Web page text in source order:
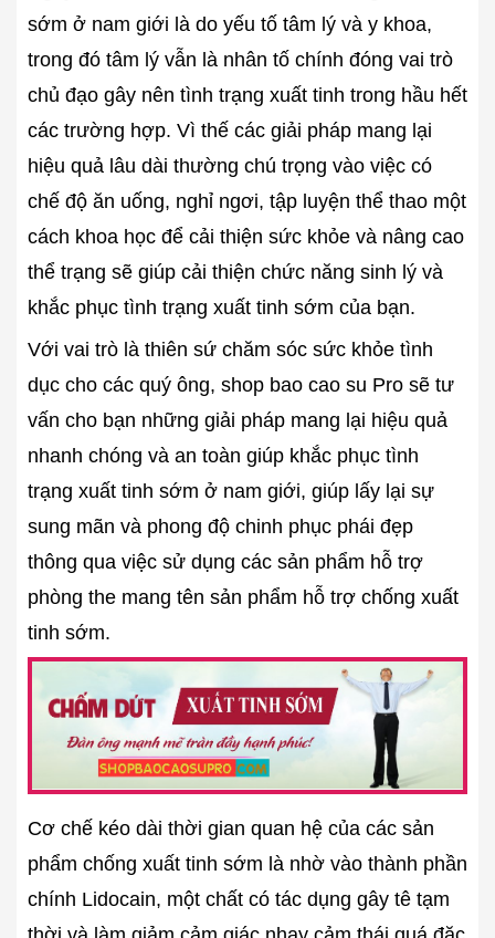
sớm ở nam giới là do yếu tố tâm lý và y khoa,
trong đó tâm lý vẫn là nhân tố chính đóng vai trò
chủ đạo gây nên tình trạng xuất tinh trong hầu hết
các trường hợp. Vì thế các giải pháp mang lại
hiệu quả lâu dài thường chú trọng vào việc có
chế độ ăn uống, nghỉ ngơi, tập luyện thể thao một
cách khoa học để cải thiện sức khỏe và nâng cao
thể trạng sẽ giúp cải thiện chức năng sinh lý và
khắc phục tình trạng xuất tinh sớm của bạn.
Với vai trò là thiên sứ chăm sóc sức khỏe tình
dục cho các quý ông, shop bao cao su Pro sẽ tư
vấn cho bạn những giải pháp mang lại hiệu quả
nhanh chóng và an toàn giúp khắc phục tình
trạng xuất tinh sớm ở nam giới, giúp lấy lại sự
sung mãn và phong độ chinh phục phái đẹp
thông qua việc sử dụng các sản phẩm hỗ trợ
phòng the mang tên sản phẩm hỗ trợ chống xuất
tinh sớm.
Cơ chế kéo dài thời gian quan hệ của các sản
phẩm chống xuất tinh sớm là nhờ vào thành phần
chính Lidocain, một chất có tác dụng gây tê tạm